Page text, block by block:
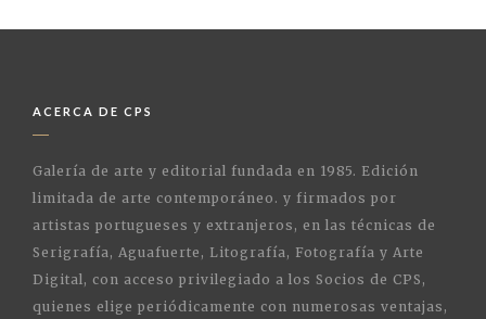
ACERCA DE CPS
Galería de arte y editorial fundada en 1985. Edición
limitada de arte contemporáneo. y firmados por
artistas portugueses y extranjeros, en las técnicas de
Serigrafía, Aguafuerte, Litografía, Fotografía y Arte
Digital, con acceso privilegiado a los Socios de CPS,
quienes elige periódicamente con numerosas ventajas,